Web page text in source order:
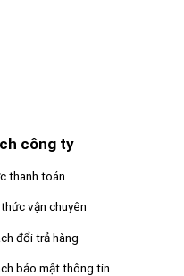
công ty
thanh toán
vận chuyên
đổi trả hàng
bảo mật thông tin